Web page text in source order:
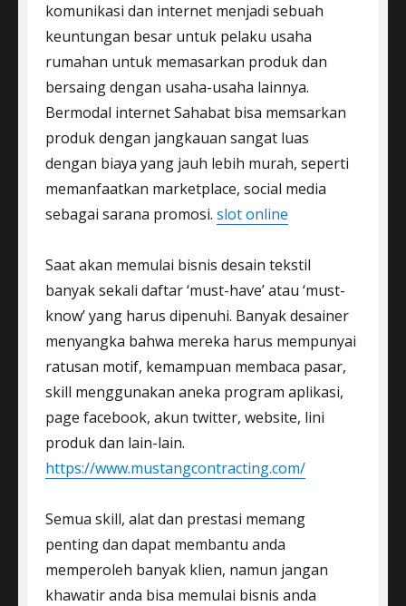
komunikasi dan internet menjadi sebuah
keuntungan besar untuk pelaku usaha
rumahan untuk memasarkan produk dan
bersaing dengan usaha-usaha lainnya.
Bermodal internet Sahabat bisa memsarkan
produk dengan jangkauan sangat luas
dengan biaya yang jauh lebih murah, seperti
memanfaatkan marketplace, social media
sebagai sarana promosi. slot online
Saat akan memulai bisnis desain tekstil
banyak sekali daftar ‘must-have’ atau ‘must-
know’ yang harus dipenuhi. Banyak desainer
menyangka bahwa mereka harus mempunyai
ratusan motif, kemampuan membaca pasar,
skill menggunakan aneka program aplikasi,
page facebook, akun twitter, website, lini
produk dan lain-lain.
https://www.mustangcontracting.com/
Semua skill, alat dan prestasi memang
penting dan dapat membantu anda
memperoleh banyak klien, namun jangan
khawatir anda bisa memulai bisnis anda